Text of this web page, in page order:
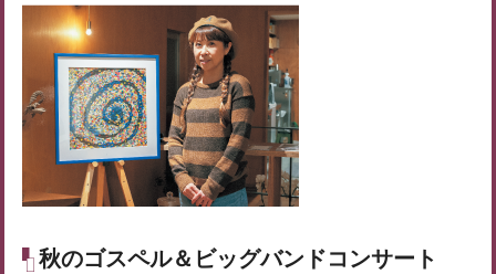
秋のゴスペル＆ビッグバンドコンサート